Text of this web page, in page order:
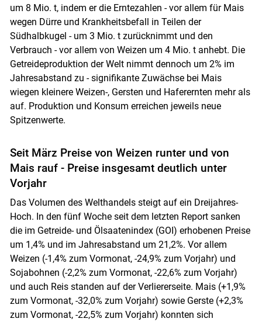
um 8 Mio. t, indem er die Erntezahlen - vor allem für Mais
wegen Dürre und Krankheitsbefall in Teilen der
Südhalbkugel - um 3 Mio. t zurücknimmt und den
Verbrauch - vor allem von Weizen um 4 Mio. t anhebt. Die
Getreideproduktion der Welt nimmt dennoch um 2% im
Jahresabstand zu - signifikante Zuwächse bei Mais
wiegen kleinere Weizen-, Gersten und Haferernten mehr als
auf. Produktion und Konsum erreichen jeweils neue
Spitzenwerte.
Seit März Preise von Weizen runter und von
Mais rauf - Preise insgesamt deutlich unter
Vorjahr
Das Volumen des Welthandels steigt auf ein Dreijahres-
Hoch. In den fünf Woche seit dem letzten Report sanken
die im Getreide- und Ölsaatenindex (GOI) erhobenen Preise
um 1,4% und im Jahresabstand um 21,2%. Vor allem
Weizen (-1,4% zum Vormonat, -24,9% zum Vorjahr) und
Sojabohnen (-2,2% zum Vormonat, -22,6% zum Vorjahr)
und auch Reis standen auf der Verliererseite. Mais (+1,9%
zum Vormonat, -32,0% zum Vorjahr) sowie Gerste (+2,3%
zum Vormonat, -22,5% zum Vorjahr) konnten sich